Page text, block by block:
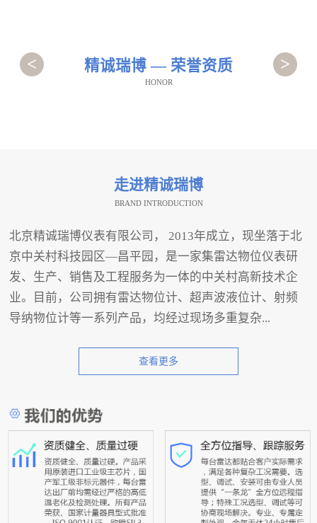
精诚瑞博 — 荣誉资质
HONOR
< >
走进精诚瑞博
BRAND INTRODUCTION
北京精诚瑞博仪表有限公司， 2013年成立，现坐落于北
京中关村科技园区—昌平园，是一家集雷达物位仪表研
发、生产、销售及工程服务为一体的中关村高新技术企
业。目前，公司拥有雷达物位计、超声波液位计、射频
导纳物位计等一系列产品，均经过现场多重复杂...
查看更多